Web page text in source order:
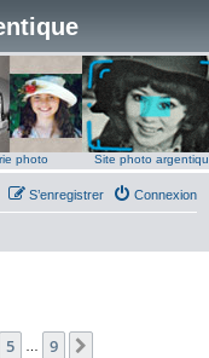
photo Site photo
Connexion
S’enregistrer
5 9